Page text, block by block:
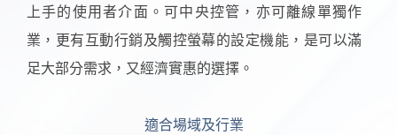
上手的使用者介面。可中央控管，亦可離線單獨作
業，更有互動行銷及觸控螢幕的設定機能，是可以滿
足大部分需求，又經濟實惠的選擇。
適合場域及行業